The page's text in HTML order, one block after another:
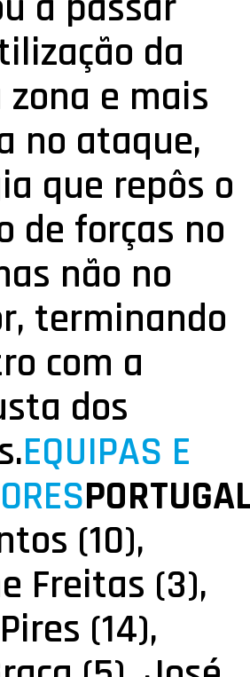
da
e mais
no ataque,
que repôs o
de forças no
não no
terminando
com a
dos
EQUIPAS E
(10),
Freitas (3),
(14),